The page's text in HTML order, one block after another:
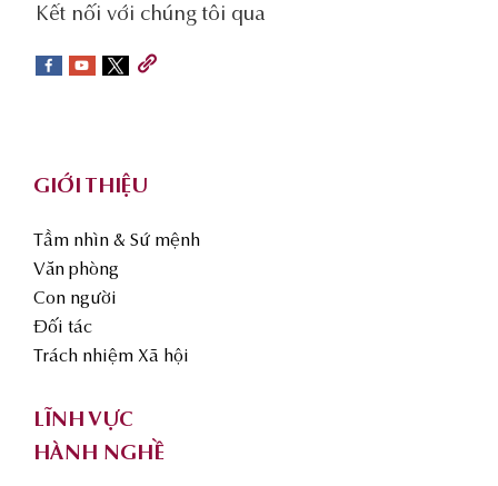
social-
sidebar
Kết nối với chúng tôi qua
GIỚI THIỆU
Tầm nhìn & Sứ mệnh
Văn phòng
Con người
Đối tác
Trách nhiệm Xã hội
LĨNH VỰC
HÀNH NGHỀ